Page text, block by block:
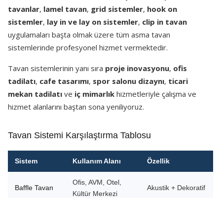
tavanlar, lamel tavan, grid sistemler, hook on
sistemler, lay in ve lay on sistemler, clip in tavan
uygulamaları başta olmak üzere tüm asma tavan
sistemlerinde profesyonel hizmet vermektedir.
Tavan sistemlerinin yanı sıra proje inovasyonu, ofis
tadilatı, cafe tasarımı, spor salonu dizaynı, ticari
mekan tadilatı ve iç mimarlık hizmetleriyle çalışma ve
hizmet alanlarını baştan sona yeniliyoruz.
Tavan Sistemi Karşılaştırma Tablosu
Sistem Kullanım Alanı Özellik
Baffle Tavan
Ofis, AVM, Otel,
Kültür Merkezi
Akustik + Dekoratif